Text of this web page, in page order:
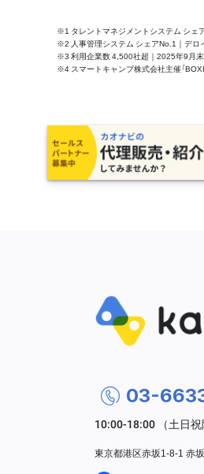
※1 タレントマネジメントシステム シェア
※2 人事管理システム シェアNo.1｜デロ
※3 利用企業数 4,500社超｜2025年9月
※4 スマートキャンプ株式会社主催「
03-
東京都港区赤坂1-8-1 赤